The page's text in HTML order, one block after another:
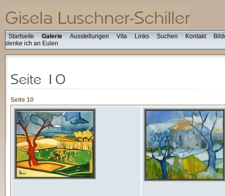
Startseite Galerie Ausstellungen Vita Links Suchen Kontakt
denke ich an Eulen
Seite 10